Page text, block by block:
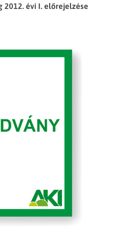
2012. évi I. előrejelzése